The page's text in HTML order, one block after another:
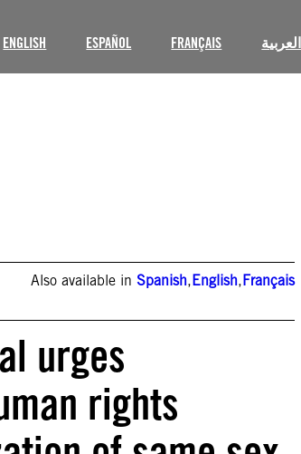
ENGLISH ESPAÑOL FRANÇAIS العربية
Also available inSpanish,English,Français
urges
rights